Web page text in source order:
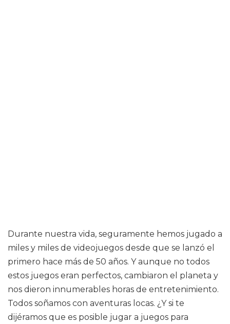
Durante nuestra vida, seguramente hemos jugado a
miles y miles de videojuegos desde que se lanzó el
primero hace más de 50 años. Y aunque no todos
estos juegos eran perfectos, cambiaron el planeta y
nos dieron innumerables horas de entretenimiento.
Todos soñamos con aventuras locas. ¿Y si te
dijéramos que es posible jugar a juegos para